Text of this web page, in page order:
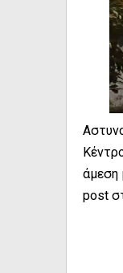
άμεση
post